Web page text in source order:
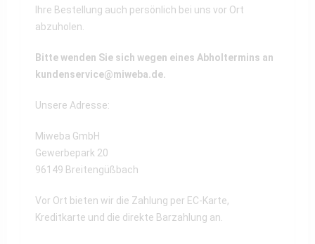
Ihre Bestellung auch persönlich bei uns vor Ort
abzuholen.
Bitte wenden Sie sich wegen eines Abholtermins an
kundenservice@miweba.de.
Unsere Adresse:
Miweba GmbH
Gewerbepark 20
96149 Breitengüßbach
Vor Ort bieten wir die Zahlung per EC-Karte,
Kreditkarte und die direkte Barzahlung an.